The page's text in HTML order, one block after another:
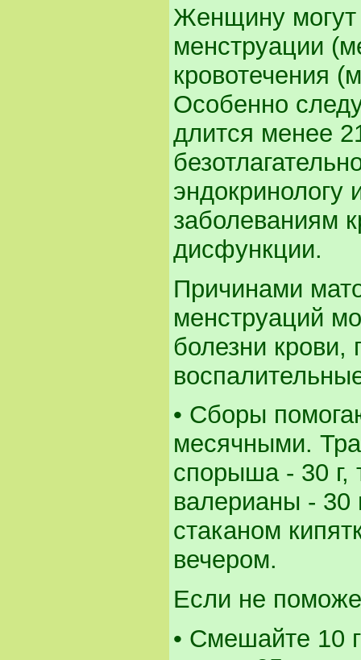
Женщину могут
менструации
кровотечения
Особенно
длится менее
эндокринологу
заболеваниям
дисфункции.
Причинами
менструаций
болезни крови,
• Сборы
месячными.
спорыша - 30 г,
валерианы - 30
стаканом
вечером.
Если не
• Смешайте 10